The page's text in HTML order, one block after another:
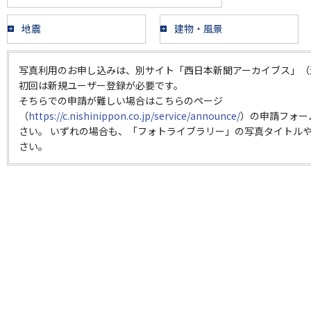
地震 建物・風景
写真利用のお申し込みは、別サイト「西日本新聞アーカイブス」
初回は新規ユーザー登録が必要です。
そちらでの申請が難しい場合はこちらのページ
（https://c.nishinippon.co.jp/service/announce/）の申請フォ
さい。 いずれの場合も、「フォトライブラリー」の写真タイトル
さい。